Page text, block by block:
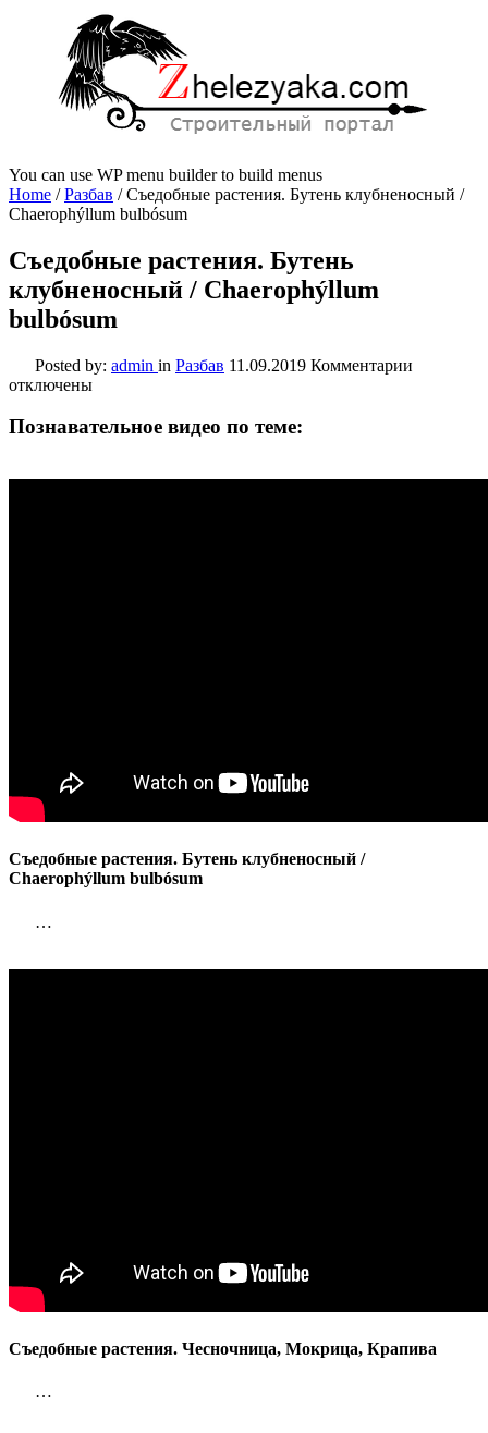
You can use WP menu builder to build menus
Home /Разбав /Съедобные растения. Бутень клубненосный /
Chaerophýllum bulbósum
Съедобные растения. Бутень
клубненосный / Chaerophýllum
bulbósum
Posted by: admin in Разбав 11.09.2019 Комментарии
/
отключены
Познавательное видео по теме:
Съедобные растения. Бутень клубненосный /
Chaerophýllum bulbósum
…
Съедобные растения. Чесночница, Мокрица, Крапива
…